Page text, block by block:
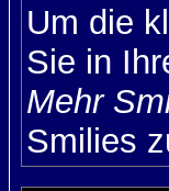
Um die
Sie in
Mehr
Smilies